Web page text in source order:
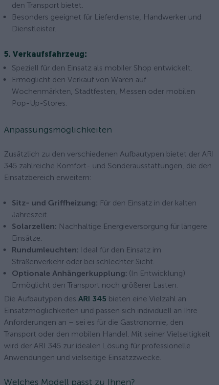
den Transport bietet.
Besonders geeignet für Lieferdienste, Handwerker und
Dienstleister.
5. Verkaufsfahrzeug:
Speziell für den Einsatz als mobiler Shop entwickelt.
Ermöglicht den Verkauf von Waren auf
Wochenmärkten, Stadtfesten, Messen oder mobilen
Pop-Up-Stores.
Anpassungsmöglichkeiten
Zusätzlich zu den verschiedenen Aufbautypen bietet der ARI
345 zahlreiche Komfort- und Sonderausstattungen, die den
Einsatzbereich erweitern:
Sitz- und Griffheizung: Für den Einsatz in der kalten
Jahreszeit.
Solarzellen: Nachhaltige Energieversorgung für längere
Einsätze.
Rundumleuchten: Ideal für den Einsatz im
Straßenverkehr oder bei schlechter Sicht.
Optionale Anhängerkupplung: (In Entwicklung)
Ermöglicht den Transport noch größerer Lasten.
Die Aufbautypen des ARI 345 bieten eine Vielzahl an
Einsatzmöglichkeiten und passen sich individuell an Ihre
Anforderungen an – sei es für die Gastronomie, den
Transport oder den mobilen Handel. Mit seiner Vielseitigkeit
wird der ARI 345 zur idealen Lösung für professionelle
Anwendungen und vielseitige Einsatzzwecke.
Welches Modell passt zu Ihnen?